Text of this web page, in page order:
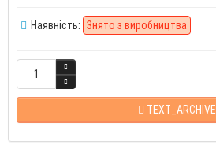
Наявність: Знято з виробництва
TEXT_ARCHIVE